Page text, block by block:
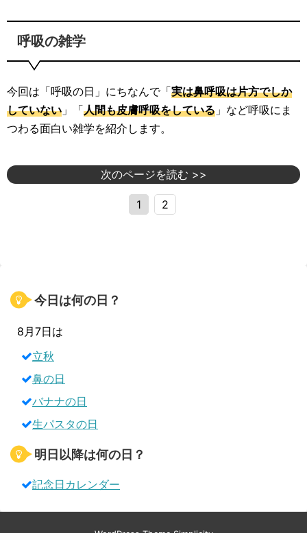
呼吸の雑学
今回は「呼吸の日」にちなんで「実は鼻呼吸は片方でしか
していない 」「人間も皮膚呼吸をしている 」など呼吸にま
つわる面白い雑学を紹介します。
次のページを読む >>
1 2
今日は何の日？
8月7日は
立秋
鼻の日
バナナの日
生パスタの日
明日以降は何の日？
記念日カレンダー